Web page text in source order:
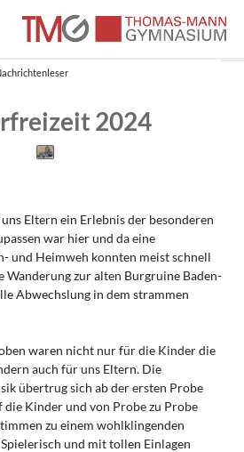
2024
Eltern ein Erlebnis der besonderen
war hier und da eine
und Heimweh konnten meist schnell
Wanderung zur alten Burgruine Baden-
Abwechslung in dem strammen
waren nicht nur für die Kinder die
auch für uns Eltern. Die
übertrug sich ab der ersten Probe
die Kinder und von Probe zu Probe
zu einem wohlklingenden
und mit tollen Einlagen